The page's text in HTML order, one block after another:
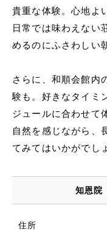
貴重な体験。心地よ
日常では味わえない
めるのにふさわしい
さらに、和順会館内
験も。好きなタイミ
ジュールに合わせて
自然を感じながら、
てみてはいかがでし
知恩院
住所